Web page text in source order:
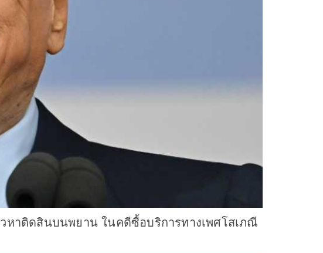
าติดสินบนพยาน ในคดีซื้อบริการทางเพศโสเภณี